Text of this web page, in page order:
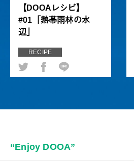
【DOOAレシピ】
#01「熱帯雨林の水
辺」
RECIPE
“Enjoy DOOA”